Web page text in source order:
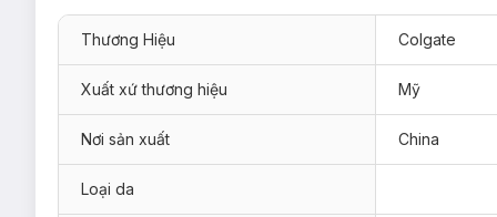
Thương Hiệu Colgate
Xuất xứ thương hiệu Mỹ
Nơi sản xuất China
Loại da